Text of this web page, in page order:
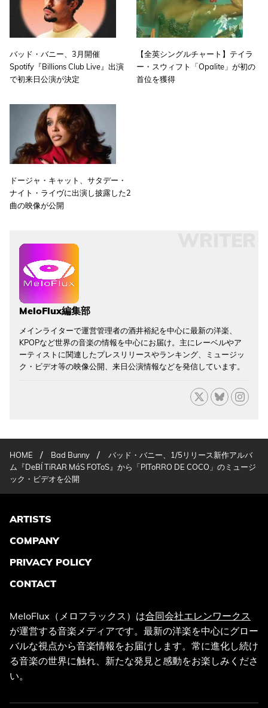
バッド・バニー、3月開催
Spotify『Billions Club Live』出演
で初来日公演が決定
【全英シングルチャート】テイラ
ー・スウィフト「Opalite」が初の
首位を獲得
ドージャ・キャット、サタデー・
ナイト・ライヴに出演し披露した2
曲の映像が公開
MeloFlux編集部
メインライターで運営管理者の酒井裕紀を中心に最新の洋楽、
KPOPなど世界の音楽の情報を中心にお届け。主にレーベルやア
ーティストに関連したプレスリリースやランキング、ミュージッ
ク・ビデオ等の映像公開、来日公演情報などを発信しています。
HOME / Bad Bunny /
バッド・バニー、1/5リリース新作アルバ
ム『DeBÍ TiRAR MáS FOToS』から「PIToRRO DE COCO」のミュージ
ック・ビデオを公開
ARTISTS
COMPANY
PRIVACY POLICY
CONTACT
MeloFlux（メロフラックス）は合同会社エレンワークス
が運営する音楽メディアです。最新の洋楽を中心にグロー
バルな視点から音楽情報をお届けします。常に進化し続け
る音楽の世界に触れ、新たな発見と感動をお楽しみくださ
い。